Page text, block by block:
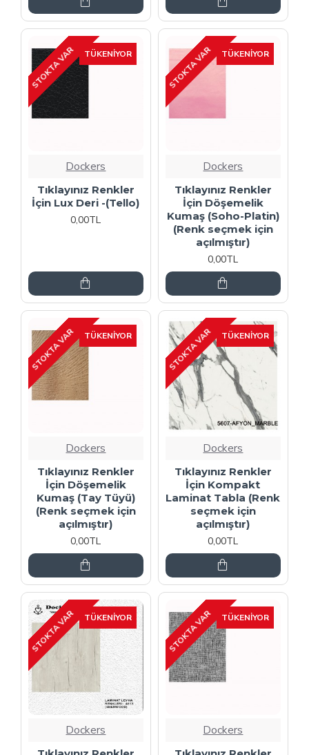
TÜKENIYOR
STOKTA VAR
Dockers
Tıklayınız Renkler
İçin Lux Deri -(Tello)
0,00TL
TÜKENIYOR
STOKTA VAR
Dockers
Tıklayınız Renkler
İçin Döşemelik
Kumaş (Soho-Platin)
(Renk seçmek için
açılmıştır)
0,00TL
TÜKENIYOR
STOKTA VAR
Dockers
Tıklayınız Renkler
İçin Döşemelik
Kumaş (Tay Tüyü)
(Renk seçmek için
açılmıştır)
0,00TL
TÜKENIYOR
STOKTA VAR
Dockers
Tıklayınız Renkler
İçin Kompakt
Laminat Tabla (Renk
seçmek için
açılmıştır)
0,00TL
TÜKENIYOR
STOKTA VAR
Dockers
TÜKENIYOR
STOKTA VAR
Dockers